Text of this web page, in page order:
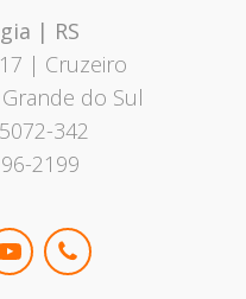
| RS
| Cruzeiro
do Sul
342
2199